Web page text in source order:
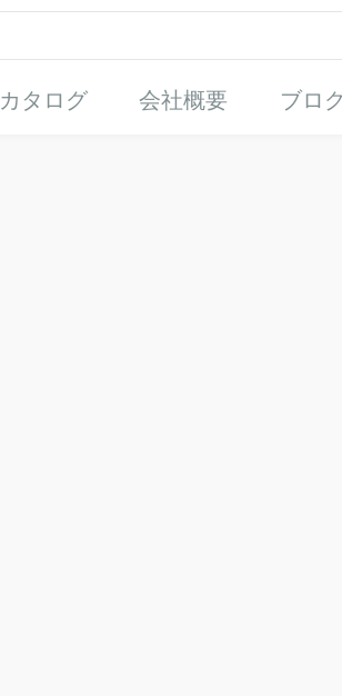
カタログ 会社概要 ブロ